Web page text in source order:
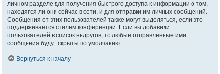
личном разделе для получения быстрого доступа к информации о том,
находятся ли они сейчас в сети, и для отправки им личных сообщений.
Сообщения от этих пользователей также могут выделяться, если это
поддерживается стилем конференции. Если вы добавили
пользователей в список недругов, то любые отправленные ими
сообщения будут скрыты по умолчанию.
Вернуться к началу